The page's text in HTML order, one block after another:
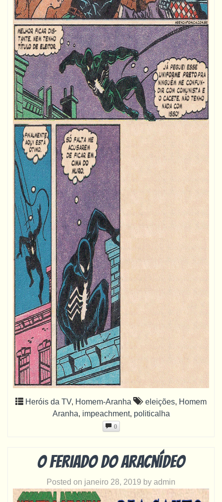
Heróis da TV, Homem-Aranha eleições, Homem
Aranha, impeachment, politicalha
0
O feriado do aracnídeo
Posted on janeiro 28, 2019 by admin